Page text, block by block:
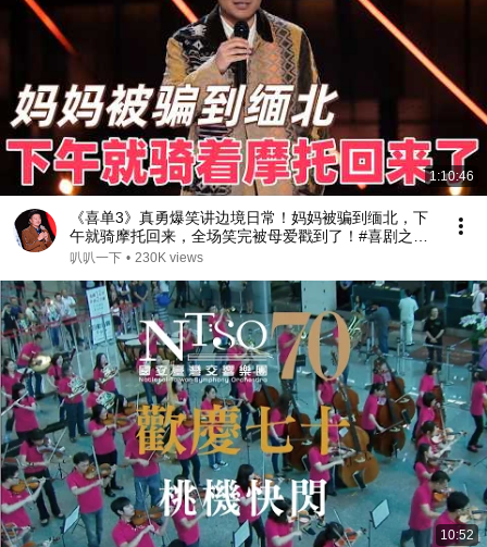
1:10:46
《喜单3》真勇爆笑讲边境日常！妈妈被骗到缅北，下
午就骑摩托回来，全场笑完被母爱戳到了！#喜剧之王
单口季 #脱口秀 #搞笑 #喜剧 #funny #综艺
叭叭一下 • 230K views
10:52